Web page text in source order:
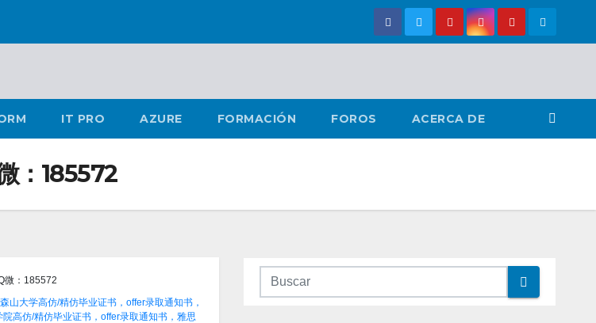
IT PRO AZURE FORMACIÓN FOROS ACERCA DE
：185572
微：185572
大学高仿/精仿毕业证书，offer录取通知书，
高仿/精仿毕业证书，offer录取通知书，雅思